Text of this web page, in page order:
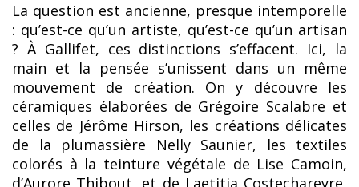
La question est ancienne, presque intemporelle
: qu’est-ce qu’un artiste, qu’est-ce qu’un artisan
? À Gallifet, ces distinctions s’effacent. Ici, la
main et la pensée s’unissent dans un même
mouvement de création. On y découvre les
céramiques élaborées de Grégoire Scalabre et
celles de Jérôme Hirson, les créations délicates
de la plumassière Nelly Saunier, les textiles
colorés à la teinture végétale de Lise Camoin,